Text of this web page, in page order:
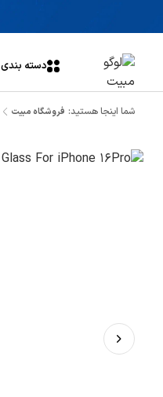
دسته بندی
شما اینجا هستید: فروشگاه مبیت